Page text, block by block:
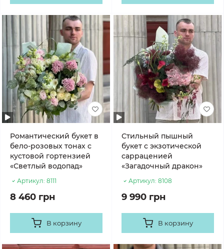
Романтический букет в
бело-розовых тонах с
кустовой гортензией
«Светлый водопад»
Артикул: 8111
8 460 грн
В корзину
Стильный пышный
букет с экзотической
сарраценией
«Загадочный дракон»
Артикул: 8108
9 990 грн
В корзину